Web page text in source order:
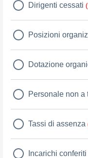
Dirigenti cessati
Posizioni
Dotazione
Personale non a
Tassi di assenza
Incarichi